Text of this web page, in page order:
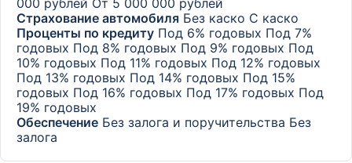
000 рублей От 5 000 000 рублей
Страхование автомобиля Без каско С каско
Проценты по кредиту Под 6% годовых Под 7%
годовых Под 8% годовых Под 9% годовых Под
10% годовых Под 11% годовых Под 12% годовых
Под 13% годовых Под 14% годовых Под 15%
годовых Под 16% годовых Под 17% годовых Под
19% годовых
Обеспечение Без залога и поручительства Без
залога